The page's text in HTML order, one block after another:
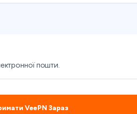
пошти.
VeePN Зараз